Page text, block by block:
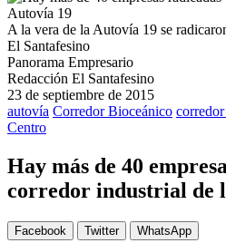
A la vera de la Autovía 19 se
El Santafesino
Panorama Empresario
Redacción El Santafesino
23 de septiembre de 2015
autovía Corredor Bioceánico
Centro
Hay más de 40
corredor industrial de
Facebook Twitter WhatsApp